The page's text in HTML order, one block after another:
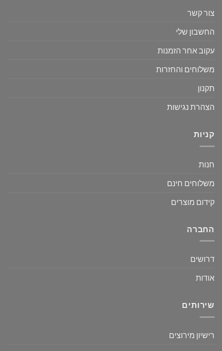
צור קשר
החשבון שלי
עקוב אחר הזמנות
משלוחים והחזרות
תקנון
הצהרת נגישות
קניות
חנות
משלוחים חינם
קידום מוצרים
החברה
דרושים
אודות
שירותים
רישיון מירוצים